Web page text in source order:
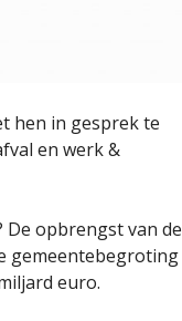
hen in gesprek te
en werk &
De opbrengst van de
gemeentebegroting
euro.